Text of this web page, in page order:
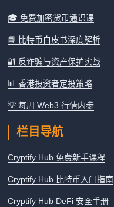
🎓 免费加密货币通识课
📘 比特币白皮书深度解析
🔐 反诈骗与资产保护实战
📊 香港投资者定投策略
💡 每周 Web3 行情内参
栏目导航
Cryptify Hub 免费新手课程
Cryptify Hub 比特币入门指南
Cryptify Hub DeFi 安全手册